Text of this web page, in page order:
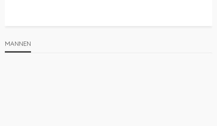
MANNEN